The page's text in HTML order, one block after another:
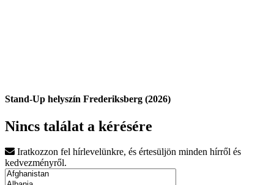
Stand-Up helyszín Frederiksberg (2026)
Nincs találat a kérésére
Iratkozzon fel hírlevelünkre, és értesüljön minden hírről és
kedvezményről.